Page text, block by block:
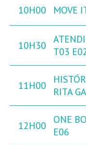
10H00 MOVE
10H30
T03
11H00
RITA
12H00
ONE
E06